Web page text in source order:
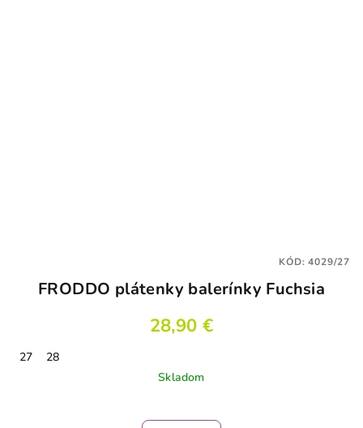
FRODDO plátenky balerínky Fuchsia
28,90 €
27
28
Skladom
KÓD:4029/27